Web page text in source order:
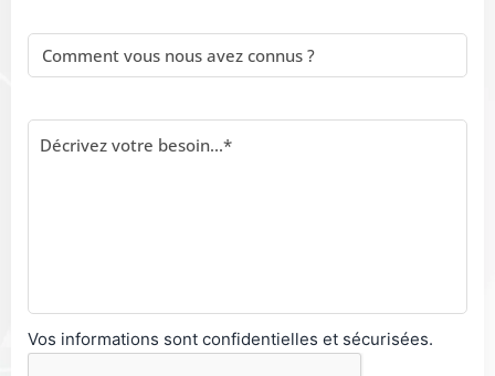
Vos informations sont confidentielles et sécurisées.